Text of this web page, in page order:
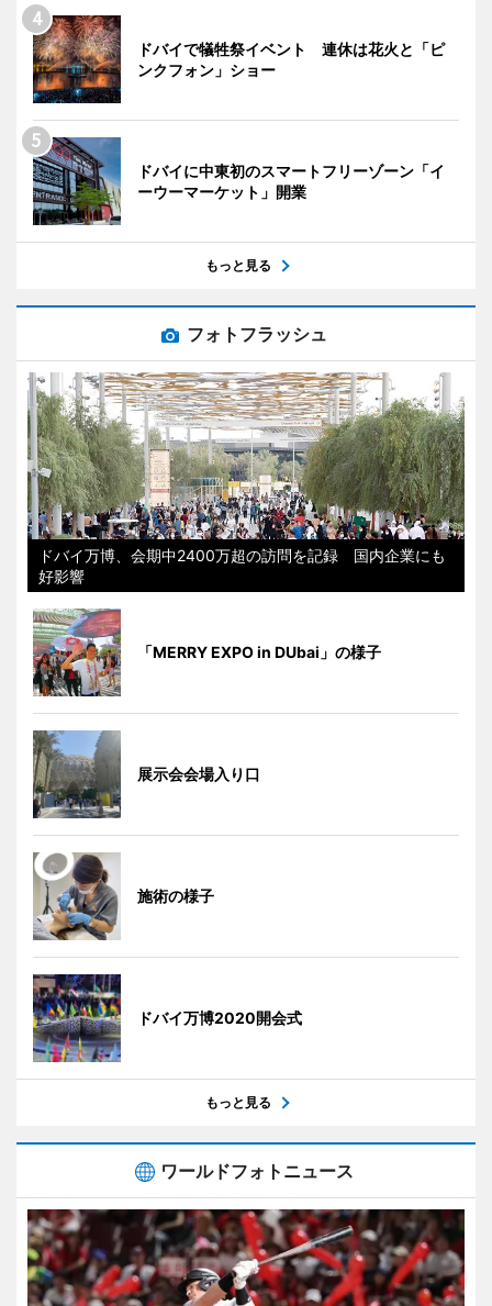
ドバイで犠牲祭イベント 連休は花火と「ピ
ンクフォン」ショー
ドバイに中東初のスマートフリーゾーン「イ
ーウーマーケット」開業
もっと見る
フォトフラッシュ
ドバイ万博、会期中2400万超の訪問を記録 国内企業にも
好影響
「MERRY EXPO in DUbai」の様子
展示会会場入り口
施術の様子
ドバイ万博2020開会式
もっと見る
ワールドフォトニュース